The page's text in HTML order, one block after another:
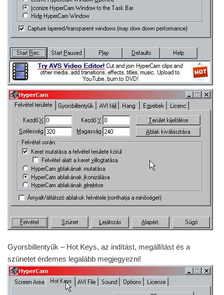
Gyorsbillentyűk – Hot Keys, az indítást, megállítást és a
szünetet érdemes legalább megjegyezni!